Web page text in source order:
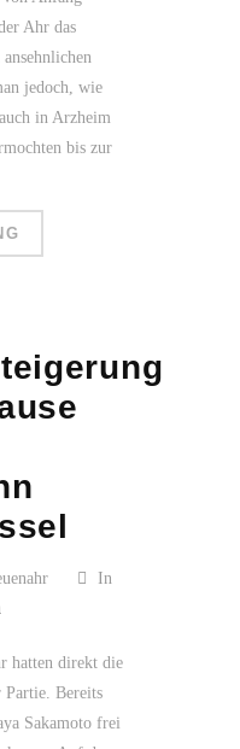
Ahr das
jedoch, wie
in Arzheim
bis zur
In
hatten direkt die
Partie. Bereits
Sakamoto frei